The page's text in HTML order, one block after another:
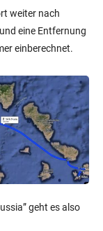
weiter nach
eine Entfernung
einberechnet.
geht es also